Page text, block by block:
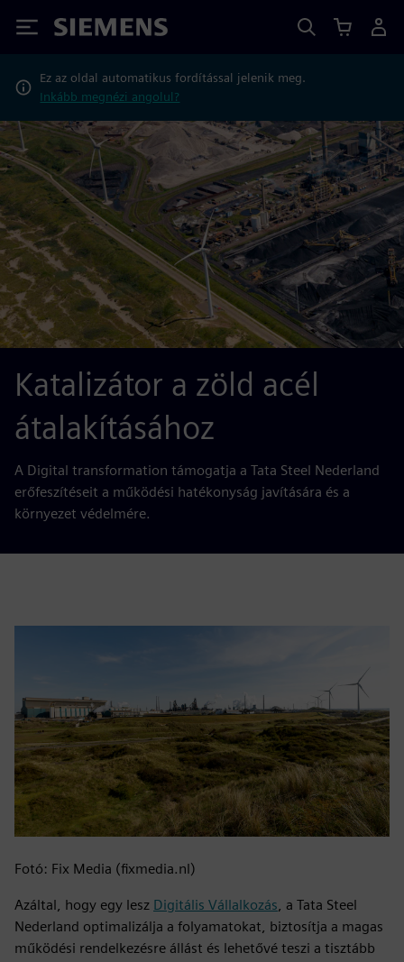
Siemens
Ez az oldal automatikus fordítással jelenik meg.
Inkább megnézi angolul?
Katalizátor a zöld acél
átalakításához
A Digital transformation támogatja a Tata Steel Nederland
erőfeszítéseit a működési hatékonyság javítására és a
környezet védelmére.
Fotó: Fix Media (fixmedia.nl)
Azáltal, hogy egy lesz Digitális Vállalkozás, a Tata Steel
Nederland optimalizálja a folyamatokat, biztosítja a magas
működési rendelkezésre állást és lehetővé teszi a tisztább